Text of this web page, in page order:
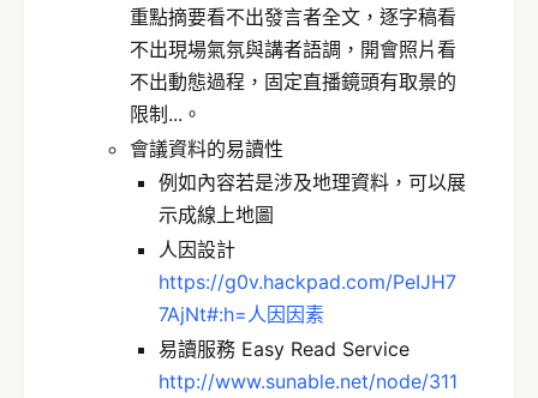
重點摘要看不出發言者全文，逐字稿看
不出現場氣氛與講者語調，開會照片看
不出動態過程，固定直播鏡頭有取景的
限制...。
會議資料的易讀性
例如內容若是涉及地理資料，可以展
示成線上地圖
人因設計
https://g0v.hackpad.com/PeIJH7
7AjNt#:h=人因因素
易讀服務 Easy Read Service
http://www.sunable.net/node/311